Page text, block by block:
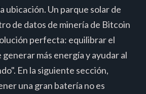
ubicación. Un parque solar de
de datos de minería de Bitcoin
perfecta: equilibrar el
generar más energía y ayudar al
En la siguiente sección,
una gran batería no es